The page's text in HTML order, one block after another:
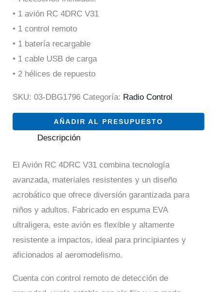
• 1 avión RC 4DRC V31
• 1 control remoto
• 1 batería recargable
• 1 cable USB de carga
• 2 hélices de repuesto
SKU:03-DBG1796 Categoría: Radio Control
AÑADIR AL PRESUPUESTO
Descripción
El Avión RC 4DRC V31 combina tecnología
avanzada, materiales resistentes y un diseño
acrobático que ofrece diversión garantizada para
niños y adultos. Fabricado en espuma EVA
ultraligera, este avión es flexible y altamente
resistente a impactos, ideal para principiantes y
aficionados al aeromodelismo.
Cuenta con control remoto de detección de